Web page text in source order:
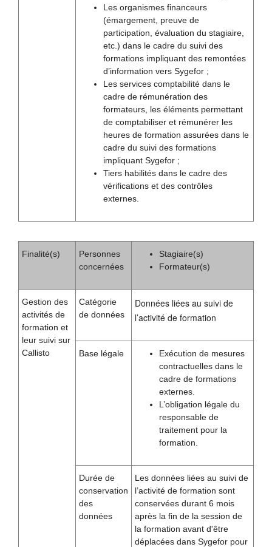
Les organismes financeurs
(émargement, preuve de
participation, évaluation du stagiaire,
etc.) dans le cadre du suivi des
formations impliquant des remontées
d’information vers Sygefor ;
Les services comptabilité dans le
cadre de rémunération des
formateurs, les éléments permettant
de comptabiliser et rémunérer les
heures de formation assurées dans le
cadre du suivi des formations
impliquant Sygefor ;
Tiers habilités dans le cadre des
vérifications et des contrôles
externes.
Finalité(s)
Personnes
concernées
Stagiaire(s)
Formateur(s)
Gestion des
activités de
formation et
leur suivi sur
Callisto
Catégorie
de données
Données liées au suivi de
l’activité de formation
Base légale
Exécution de mesures
contractuelles dans le
cadre de formations
externes.
L’obligation légale du
responsable de
traitement pour la
formation.
Durée de
conservation
des
données
Les données liées au suivi de
l’activité de formation sont
conservées durant 6 mois
après la fin de la session de
la formation avant d'être
déplacées dans Sygefor pour